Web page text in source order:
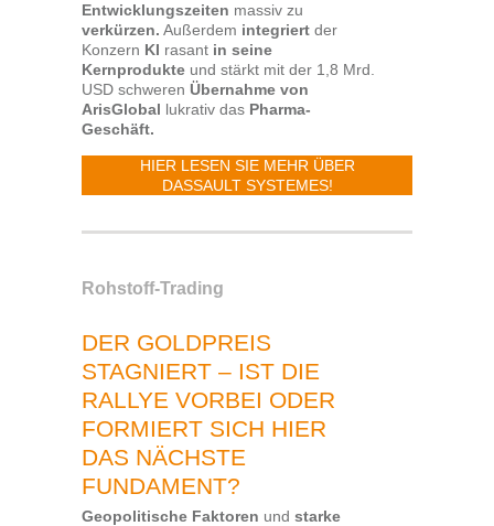
Entwicklungszeiten massiv zu
verkürzen. Außerdem integriert der
Konzern KI rasant in seine
Kernprodukte und stärkt mit der 1,8 Mrd.
USD schweren Übernahme von
ArisGlobal lukrativ das Pharma-
Geschäft.
HIER LESEN SIE MEHR ÜBER
DASSAULT SYSTEMES!
Rohstoff-Trading
DER GOLDPREIS
STAGNIERT – IST DIE
RALLYE VORBEI ODER
FORMIERT SICH HIER
DAS NÄCHSTE
FUNDAMENT?
Geopolitische Faktoren und starke